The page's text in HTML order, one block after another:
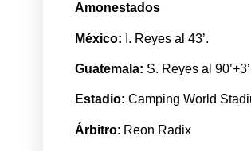
Amonestados
México: I. Reyes al 43’.
Guatemala: S. Reyes al
Estadio: Camping World
Árbitro: Reon Radix